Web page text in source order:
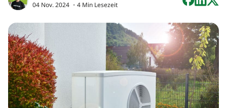
04 Nov. 2024 ・4 Min Lesezeit